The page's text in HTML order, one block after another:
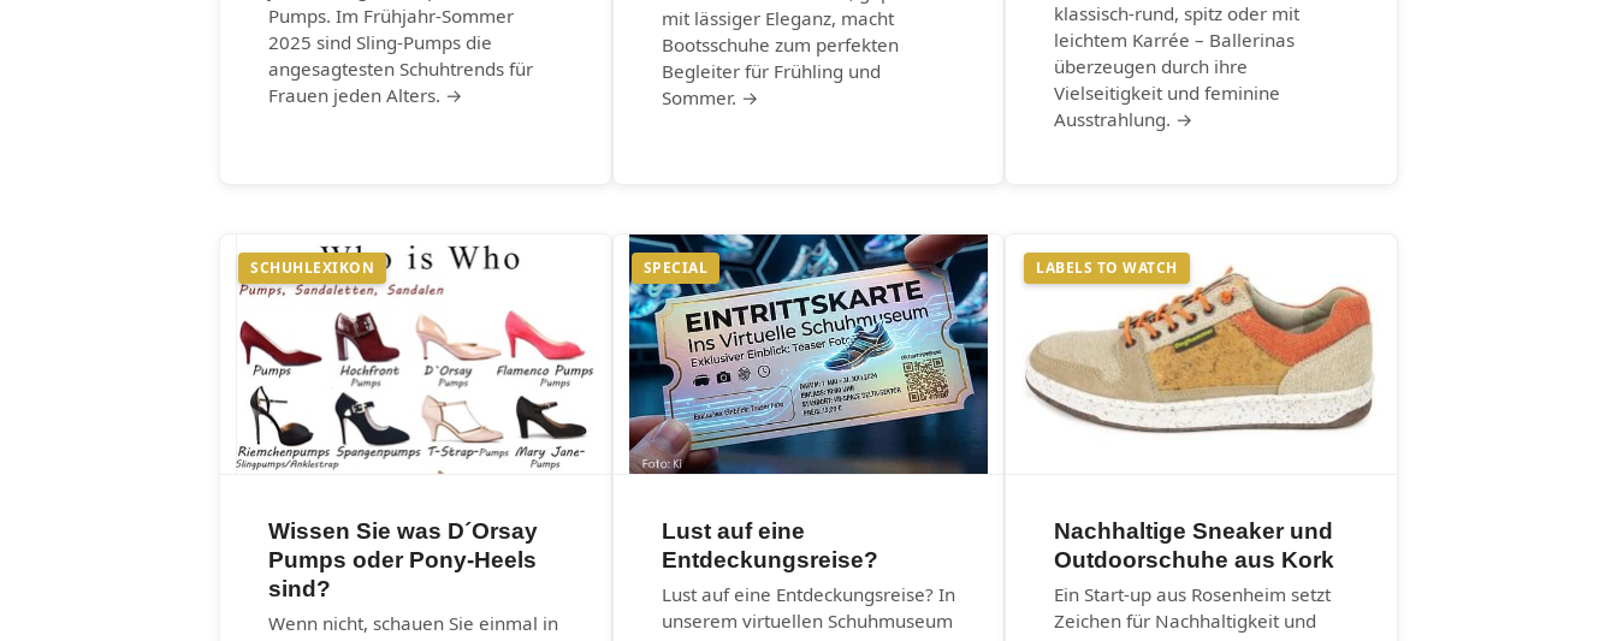
Pumps. Im Frühjahr-Sommer
2025 sind Sling-Pumps die
angesagtesten Schuhtrends für
Frauen jeden Alters. →
mit lässiger Eleganz, macht
Bootsschuhe zum perfekten
Begleiter für Frühling und
Sommer. →
klassisch-rund, spitz oder mit
leichtem Karrée – Ballerinas
überzeugen durch ihre
Vielseitigkeit und feminine
Ausstrahlung. →
SCHUHLEXIKON
Wissen Sie was D´Orsay
Pumps oder Pony-Heels
sind?
Wenn nicht, schauen Sie einmal in
SPECIAL
Lust auf eine
Entdeckungsreise?
Lust auf eine Entdeckungsreise? In
unserem virtuellen Schuhmuseum
LABELS TO WATCH
Nachhaltige Sneaker und
Outdoorschuhe aus Kork
Ein Start-up aus Rosenheim setzt
Zeichen für Nachhaltigkeit und